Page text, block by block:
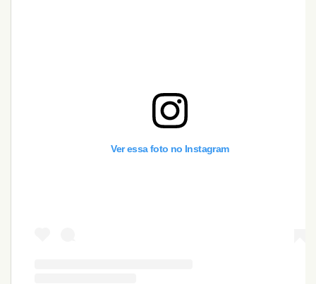
Ver essa foto no Instagram